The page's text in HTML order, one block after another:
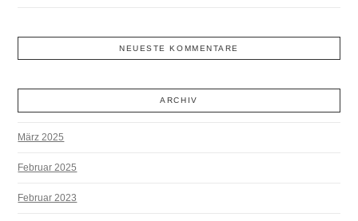
NEUESTE KOMMENTARE
ARCHIV
März 2025
Februar 2025
Februar 2023